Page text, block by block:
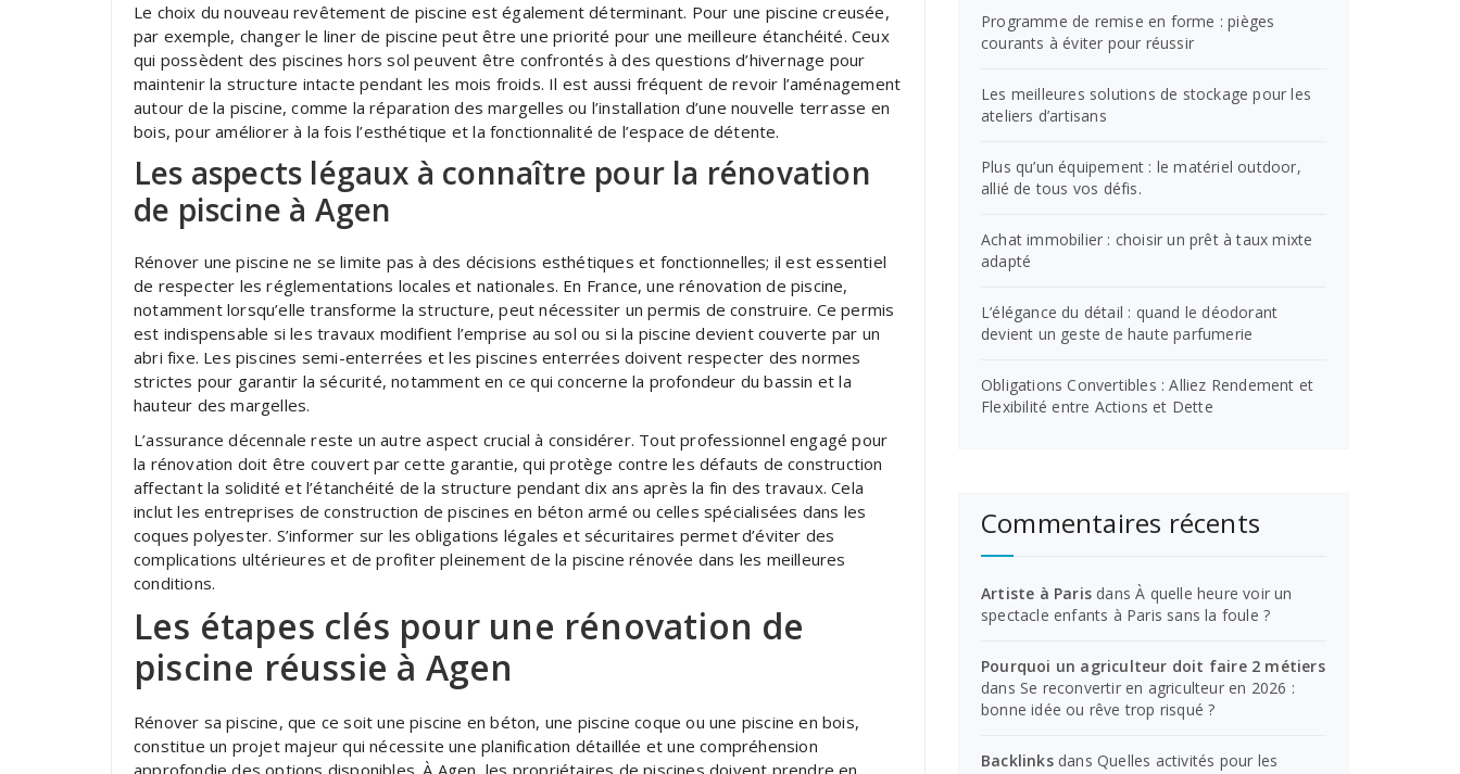
Le choix du nouveau revêtement de piscine est également déterminant. Pour une piscine creusée,
par exemple, changer le liner de piscine peut être une priorité pour une meilleure étanchéité. Ceux
qui possèdent des piscines hors sol peuvent être confrontés à des questions d’hivernage pour
maintenir la structure intacte pendant les mois froids. Il est aussi fréquent de revoir l’aménagement
autour de la piscine, comme la réparation des margelles ou l’installation d’une nouvelle terrasse en
bois, pour améliorer à la fois l’esthétique et la fonctionnalité de l’espace de détente.
Les aspects légaux à connaître pour la rénovation
de piscine à Agen
Rénover une piscine ne se limite pas à des décisions esthétiques et fonctionnelles; il est essentiel
de respecter les réglementations locales et nationales. En France, une rénovation de piscine,
notamment lorsqu’elle transforme la structure, peut nécessiter un permis de construire. Ce permis
est indispensable si les travaux modifient l’emprise au sol ou si la piscine devient couverte par un
abri fixe. Les piscines semi-enterrées et les piscines enterrées doivent respecter des normes
strictes pour garantir la sécurité, notamment en ce qui concerne la profondeur du bassin et la
hauteur des margelles.
L’assurance décennale reste un autre aspect crucial à considérer. Tout professionnel engagé pour
la rénovation doit être couvert par cette garantie, qui protège contre les défauts de construction
affectant la solidité et l’étanchéité de la structure pendant dix ans après la fin des travaux. Cela
inclut les entreprises de construction de piscines en béton armé ou celles spécialisées dans les
coques polyester. S’informer sur les obligations légales et sécuritaires permet d’éviter des
complications ultérieures et de profiter pleinement de la piscine rénovée dans les meilleures
conditions.
Les étapes clés pour une rénovation de
piscine réussie à Agen
Rénover sa piscine, que ce soit une piscine en béton, une piscine coque ou une piscine en bois,
constitue un projet majeur qui nécessite une planification détaillée et une compréhension
Programme de remise en forme : pièges
courants à éviter pour réussir
Les meilleures solutions de stockage pour les
ateliers d’artisans
Plus qu’un équipement : le matériel outdoor,
allié de tous vos défis.
Achat immobilier : choisir un prêt à taux mixte
adapté
L’élégance du détail : quand le déodorant
devient un geste de haute parfumerie
Obligations Convertibles : Alliez Rendement et
Flexibilité entre Actions et Dette
Commentaires récents
Artiste à Paris dansÀ quelle heure voir un
spectacle enfants à Paris sans la foule ?
Pourquoi un agriculteur doit faire 2 métiers
dans Se reconvertir en agriculteur en 2026 :
bonne idée ou rêve trop risqué ?
BacklinksdansQuelles activités pour les